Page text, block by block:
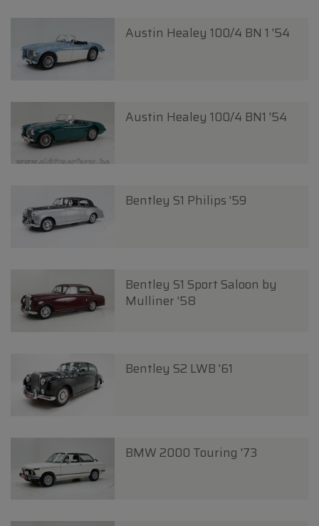
Austin Healey 100/4 BN 1 '54
Austin Healey 100/4 BN1 '54
Bentley S1 Philips '59
Bentley S1 Sport Saloon by
Mulliner '58
Bentley S2 LWB '61
BMW 2000 Touring '73